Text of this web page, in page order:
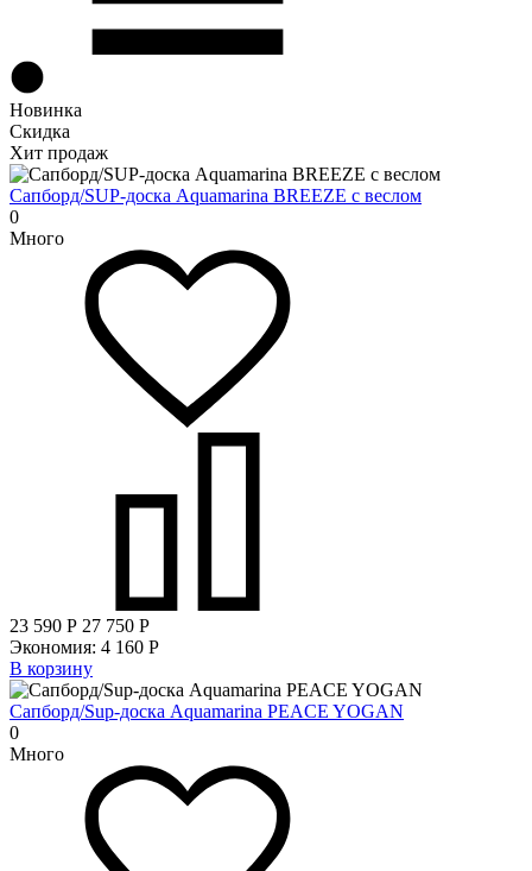
Новинка
Скидка
Хит продаж
Сапборд/SUP-доска Aquamarina BREEZE с веслом
0
Много
23 590 Р 27 750 Р
Экономия: 4 160 Р
В корзину
Сапборд/Sup-доска Aquamarina PEACE YOGAN
0
Много